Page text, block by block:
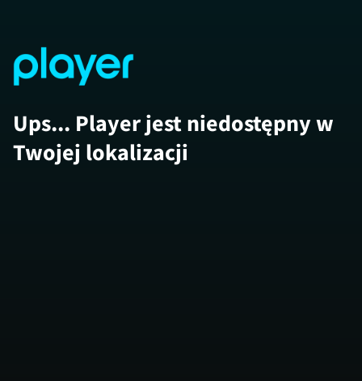
Ups... Player jest niedostępny w
Twojej lokalizacji